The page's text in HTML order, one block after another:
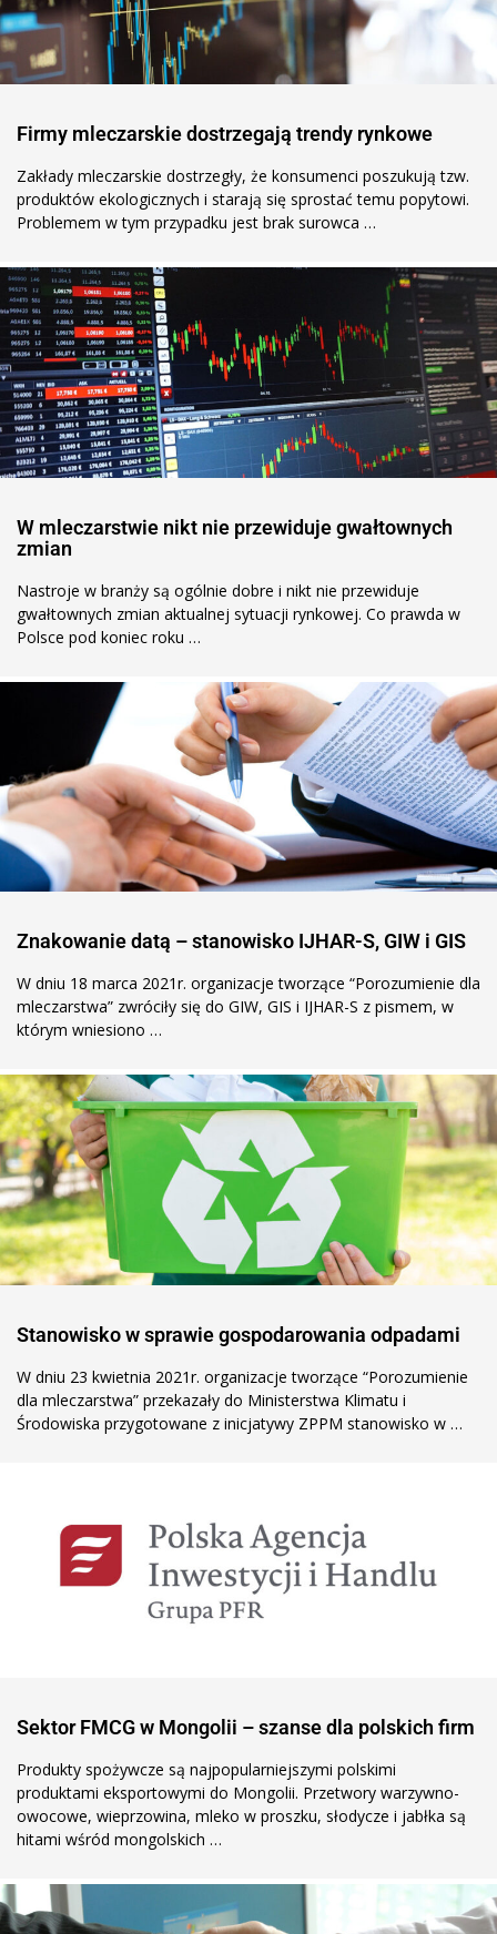
Firmy mleczarskie dostrzegają trendy rynkowe
Zakłady mleczarskie dostrzegły, że konsumenci poszukują tzw.
produktów ekologicznych i starają się sprostać temu popytowi.
Problemem w tym przypadku jest brak surowca …
W mleczarstwie nikt nie przewiduje gwałtownych
zmian
Nastroje w branży są ogólnie dobre i nikt nie przewiduje
gwałtownych zmian aktualnej sytuacji rynkowej. Co prawda w
Polsce pod koniec roku …
Znakowanie datą – stanowisko IJHAR-S, GIW i GIS
W dniu 18 marca 2021r. organizacje tworzące “Porozumienie dla
mleczarstwa” zwróciły się do GIW, GIS i IJHAR-S z pismem, w
którym wniesiono …
Stanowisko w sprawie gospodarowania odpadami
W dniu 23 kwietnia 2021r. organizacje tworzące “Porozumienie
dla mleczarstwa” przekazały do Ministerstwa Klimatu i
Środowiska przygotowane z inicjatywy ZPPM stanowisko w …
Sektor FMCG w Mongolii – szanse dla polskich firm
Produkty spożywcze są najpopularniejszymi polskimi
produktami eksportowymi do Mongolii. Przetwory warzywno-
owocowe, wieprzowina, mleko w proszku, słodycze i jabłka są
hitami wśród mongolskich …